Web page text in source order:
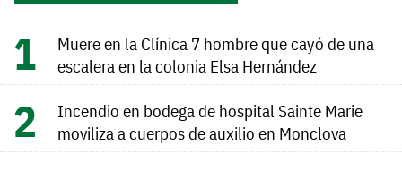
Muere en la Clínica 7 hombre que cayó de una
escalera en la colonia Elsa Hernández
Incendio en bodega de hospital Sainte Marie
moviliza a cuerpos de auxilio en Monclova